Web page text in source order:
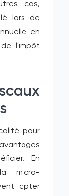
cas,
lors de
en
l'impôt
pour
En
micro-
opter